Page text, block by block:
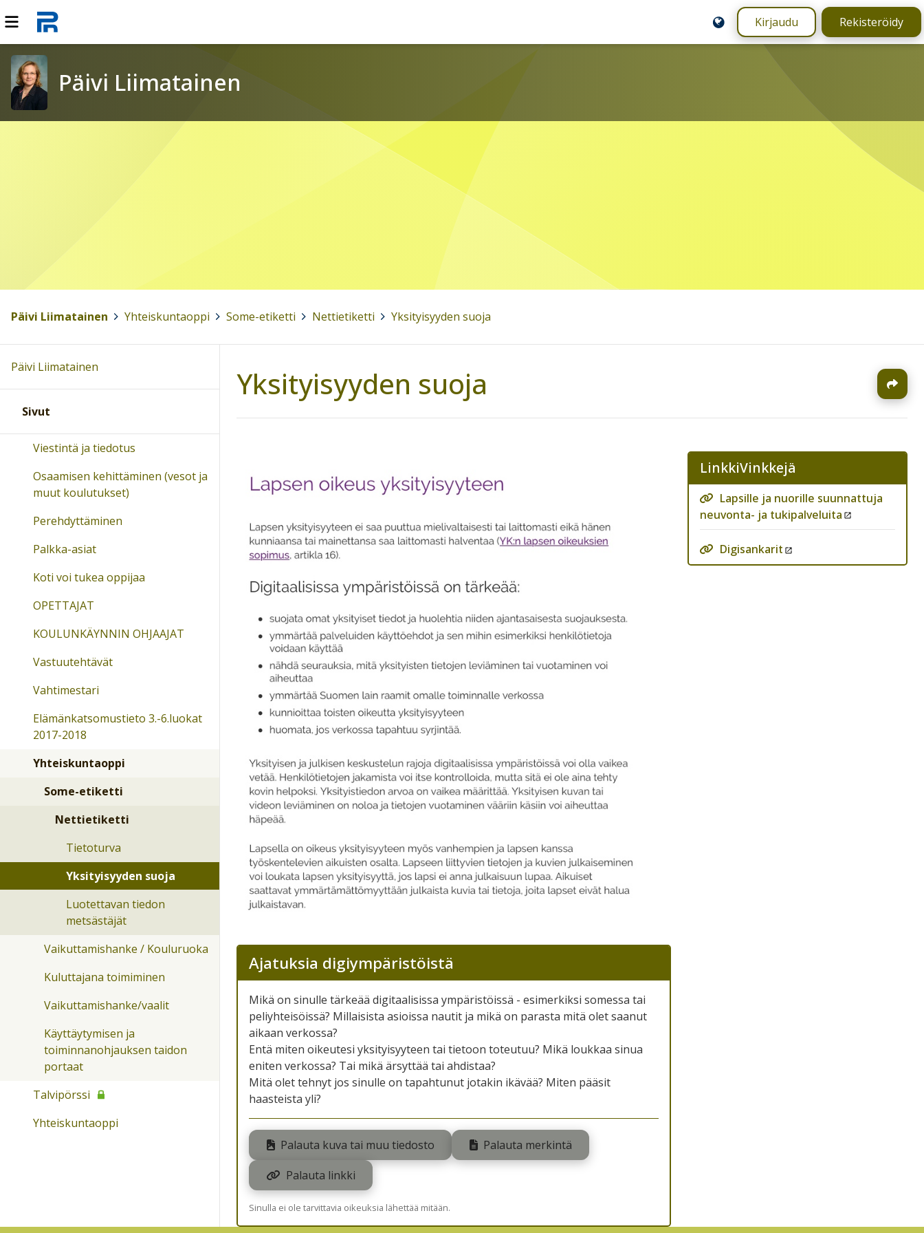
Kirjaudu Rekisteröidy
Päivi Liimatainen
Päivi Liimatainen Yhteiskuntaoppi Some-etiketti Nettietiketti Yksityisyyden suoja
Yksityisyyden suoja
Ajatuksia digiympäristöistä
Mikä on sinulle tärkeää digitaalisissa ympäristöissä - esimerkiksi somessa tai
peliyhteisöissä? Millaisista asioissa nautit ja mikä on parasta mitä olet saanut
aikaan verkossa?
Entä miten oikeutesi yksityisyyteen tai tietoon toteutuu? Mikä loukkaa sinua
eniten verkossa? Tai mikä ärsyttää tai ahdistaa?
Mitä olet tehnyt jos sinulle on tapahtunut jotakin ikävää? Miten pääsit
haasteista yli?
Palauta kuva tai muu tiedosto
Palauta merkintä
Palauta linkki
Sinulla ei ole tarvittavia oikeuksia lähettää mitään.
LinkkiVinkkejä
Lapsille ja nuorille suunnattuja
neuvonta- ja tukipalveluita
Digisankarit
Päivi Liimatainen
Sivut
Viestintä ja tiedotus
Osaamisen kehittäminen (vesot ja
muut koulutukset)
Perehdyttäminen
Palkka-asiat
Koti voi tukea oppijaa
OPETTAJAT
KOULUNKÄYNNIN OHJAAJAT
Vastuutehtävät
Vahtimestari
Elämänkatsomustieto 3.-6.luokat
2017-2018
Yhteiskuntaoppi
Some-etiketti
Nettietiketti
Tietoturva
Yksityisyyden suoja
Luotettavan tiedon
metsästäjät
Vaikuttamishanke / Kouluruoka
Kuluttajana toimiminen
Vaikuttamishanke/vaalit
Käyttäytymisen ja
toiminnanohjauksen taidon
portaat
Talvipörssi
Yhteiskuntaoppi